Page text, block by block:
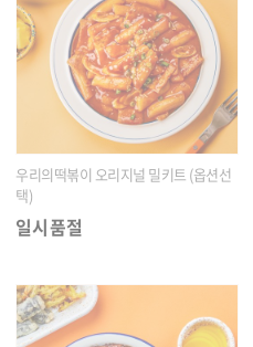
우리의떡볶이 오리지널 밀키트 (옵션선
택)
일시품절